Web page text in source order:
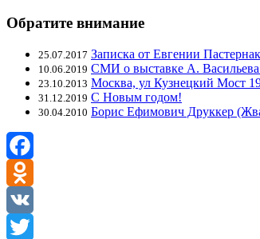
Обратите внимание
25.07.2017 Записка от Евгении
10.06.2019 СМИ о выставке А.
23.10.2013 Москва, ул Кузнецкий Мост
31.12.2019 С Новым годом!
30.04.2010 Борис Ефимович Друккер
Facebook
Odnoklassniki
VK